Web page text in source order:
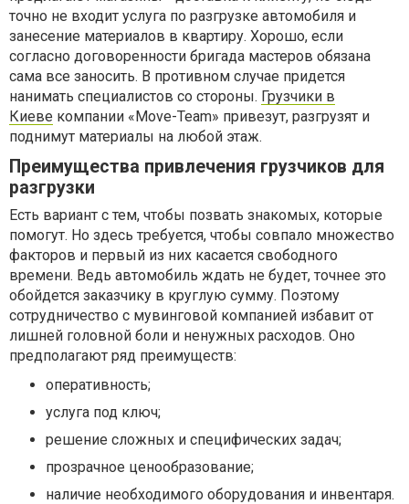
точно не входит услуга по разгрузке автомобиля и
занесение материалов в квартиру. Хорошо, если
согласно договоренности бригада мастеров обязана
сама все заносить. В противном случае придется
нанимать специалистов со стороны. Грузчики в
Киеве компании «Move-Team» привезут, разгрузят и
поднимут материалы на любой этаж.
Преимущества привлечения грузчиков для
разгрузки
Есть вариант с тем, чтобы позвать знакомых, которые
помогут. Но здесь требуется, чтобы совпало множество
факторов и первый из них касается свободного
времени. Ведь автомобиль ждать не будет, точнее это
обойдется заказчику в круглую сумму. Поэтому
сотрудничество с мувинговой компанией избавит от
лишней головной боли и ненужных расходов. Оно
предполагают ряд преимуществ:
оперативность;
услуга под ключ;
решение сложных и специфических задач;
прозрачное ценообразование;
наличие необходимого оборудования и инвентаря.